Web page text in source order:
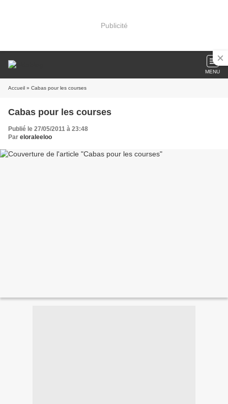
Publicité
MENU
Accueil » Cabas pour les courses
Cabas pour les courses
Publié le 27/05/2011 à 23:48
Par eloraleeloo